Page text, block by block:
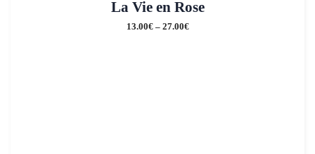
La Vie en Rose
13.00€– 27.00€